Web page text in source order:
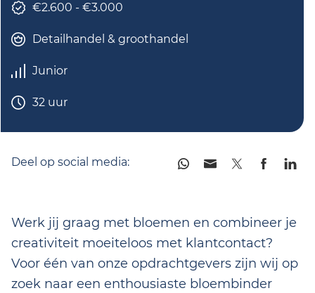
€2.600 - €3.000
Detailhandel & groothandel
Junior
32 uur
Deel op social media:
Werk jij graag met bloemen en combineer je
creativiteit moeiteloos met klantcontact?
Voor één van onze opdrachtgevers zijn wij op
zoek naar een enthousiaste bloembinder